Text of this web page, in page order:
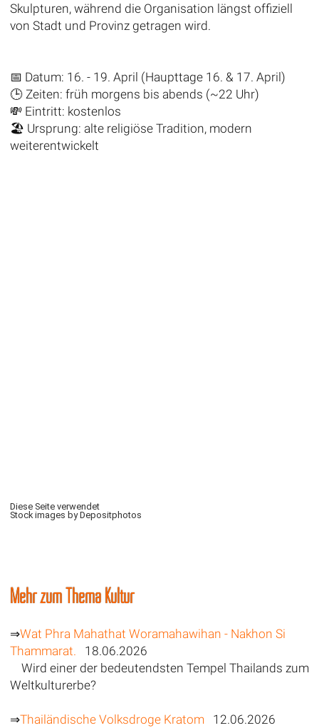
Skulpturen, während die Organisation längst offiziell
von Stadt und Provinz getragen wird.
📅 Datum: 16. - 19. April (Haupttage 16. & 17. April)
🕒 Zeiten: früh morgens bis abends (~22 Uhr)
💸 Eintritt: kostenlos
🏖️ Ursprung: alte religiöse Tradition, modern
weiterentwickelt
Diese Seite verwendet
Stock images by Depositphotos
Mehr zum Thema Kultur
⇒Wat Phra Mahathat Woramahawihan - Nakhon Si
Thammarat. 18.06.2026
Wird einer der bedeutendsten Tempel Thailands zum
Weltkulturerbe?
⇒Thailändische Volksdroge Kratom12.06.2026